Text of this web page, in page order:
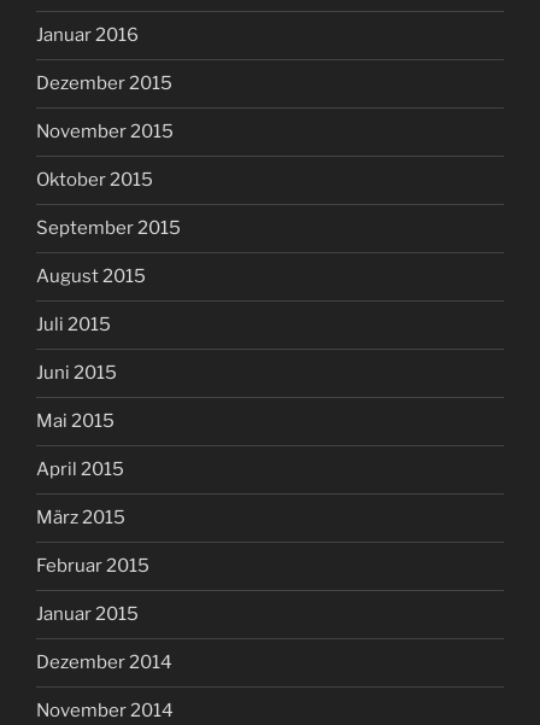
Januar 2016
Dezember 2015
November 2015
Oktober 2015
September 2015
August 2015
Juli 2015
Juni 2015
Mai 2015
April 2015
März 2015
Februar 2015
Januar 2015
Dezember 2014
November 2014